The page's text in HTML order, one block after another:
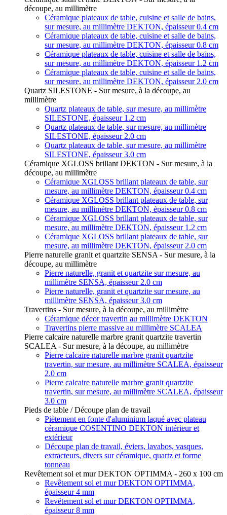
découpe, au millimètre
Céramique plateaux de table, cuisine et salle de bains,
sur mesure, au millimètre DEKTON, épaisseur 0.4 cm
Céramique plateaux de table, cuisine et salle de bains,
sur mesure, au millimètre DEKTON, épaisseur 0.8 cm
Céramique plateaux de table, cuisine et salle de bains,
sur mesure, au millimètre DEKTON, épaisseur 1.2 cm
Céramique plateaux de table, cuisine et salle de bains,
sur mesure, au millimètre DEKTON, épaisseur 2.0 cm
Quartz SILESTONE - Sur mesure, à la découpe, au
millimètre
Quartz plateaux de table, sur mesure, au millimètre
SILESTONE, épaisseur 1.2 cm
Quartz plateaux de table, sur mesure, au millimètre
SILESTONE, épaisseur 2.0 cm
Quartz plateaux de table, sur mesure, au millimètre
SILESTONE, épaisseur 3.0 cm
Céramique XGLOSS brillant DEKTON - Sur mesure, à la
découpe, au millimètre
Céramique XGLOSS brillant plateaux de table, sur
mesure, au millimètre DEKTON, épaisseur 0.4 cm
Céramique XGLOSS brillant plateaux de table, sur
mesure, au millimètre DEKTON, épaisseur 0.8 cm
Céramique XGLOSS brillant plateaux de table, sur
mesure, au millimètre DEKTON, épaisseur 1.2 cm
Céramique XGLOSS brillant plateaux de table, sur
mesure, au millimètre DEKTON, épaisseur 2.0 cm
Pierre naturelle granit et quartzite SENSA - Sur mesure, à la
découpe, au millimètre
Pierre naturelle, granit et quartzite sur mesure, au
millimètre SENSA, épaisseur 2.0 cm
Pierre naturelle, granit et quartzite sur mesure, au
millimètre SENSA, épaisseur 3.0 cm
Travertins - Sur mesure, à la découpe, au millimètre
Céramique décor travertin au millimètre DEKTON
Travertins pierre massive au millimètre SCALEA
Pierre calcaire naturelle marbre granit quartzite travertin
SCALEA - Sur mesure, à la découpe, au millimètre
Pierre calcaire naturelle marbre granit quartzite
travertin, sur mesure, au millimètre SCALEA, épaisseur
2.0 cm
Pierre calcaire naturelle marbre granit quartzite
travertin, sur mesure, au millimètre SCALEA, épaisseur
3.0 cm
Pieds de table / Découpe plan de travail
Piètement en fonte d'aluminium laqué avec plateau
céramique COSENTINO DEKTON intérieur et
extérieur
Découpe plan de travail, éviers, lavabos, vasques,
extracteurs, divers sur céramique, quartz et forme
tonneau
Revêtement sol et mur DEKTON OPTIMMA - 260 x 100 cm
Revêtement sol et mur DEKTON OPTIMMA,
épaisseur 4 mm
Revêtement sol et mur DEKTON OPTIMMA,
épaisseur 8 mm